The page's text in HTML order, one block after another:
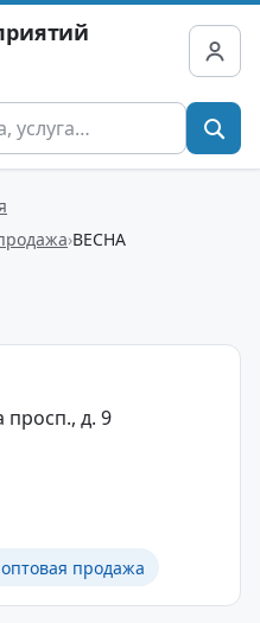
ВЕСНА
просп., д. 9
продажа